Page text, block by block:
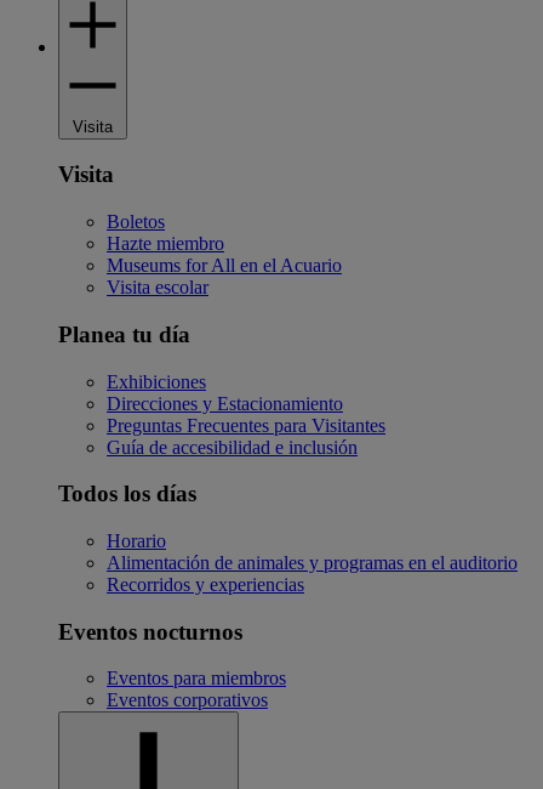
Visita
Visita
Boletos
Hazte miembro
Museums for All en el Acuario
Visita escolar
Planea tu día
Exhibiciones
Direcciones y Estacionamiento
Preguntas Frecuentes para Visitantes
Guía de accesibilidad e inclusión
Todos los días
Horario
Alimentación de animales y programas en el auditorio
Recorridos y experiencias
Eventos nocturnos
Eventos para miembros
Eventos corporativos